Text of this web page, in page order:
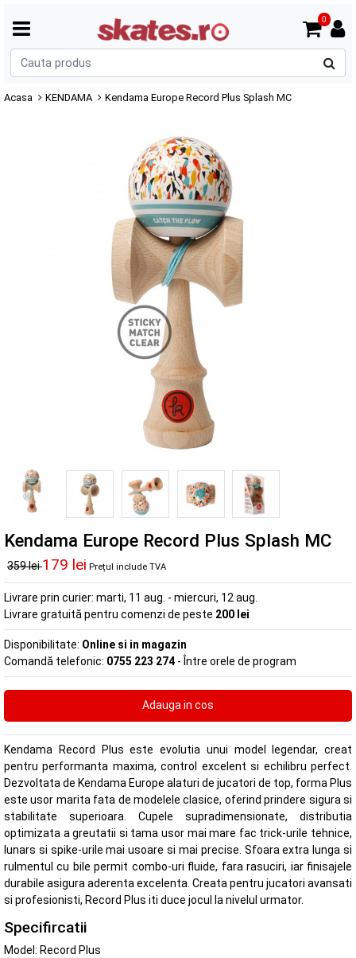
0
Acasa KENDAMA Kendama Europe Record Plus Splash MC
Kendama Europe Record Plus Splash MC
359 lei179 lei Prețul include TVA
Livrare prin curier: marti, 11 aug. - miercuri, 12 aug.
Livrare gratuită pentru comenzi de peste 200 lei
Disponibilitate: Online si in magazin
Comandă telefonic: 0755 223 274 - Între orele de program
Kendama Record Plus este evolutia unui model legendar, creat
pentru performanta maxima, control excelent si echilibru perfect.
Dezvoltata de Kendama Europe alaturi de jucatori de top, forma Plus
este usor marita fata de modelele clasice, oferind prindere sigura si
stabilitate superioara. Cupele supradimensionate, distributia
optimizata a greutatii si tama usor mai mare fac trick-urile tehnice,
lunars si spike-urile mai usoare si mai precise. Sfoara extra lunga si
rulmentul cu bile permit combo-uri fluide, fara rasuciri, iar finisajele
durabile asigura aderenta excelenta. Creata pentru jucatori avansati
si profesionisti, Record Plus iti duce jocul la nivelul urmator.
Specifircatii
Model: Record Plus